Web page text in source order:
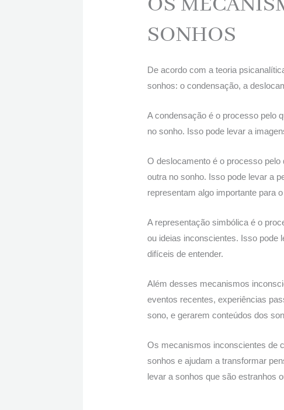
SONHOS
De acordo com a teoria
sonhos: o condensação, a
A condensação é o processo pelo
no sonho. Isso pode levar a
O deslocamento é o processo
outra no sonho. Isso pode levar a
representam algo importante para
A representação simbólica é o
ou ideias inconscientes. Isso pode
difíceis de entender.
Além desses mecanismos
eventos recentes, experiências
sono, e gerarem conteúdos dos
Os mecanismos inconscientes de
sonhos e ajudam a transformar
levar a sonhos que são estranhos